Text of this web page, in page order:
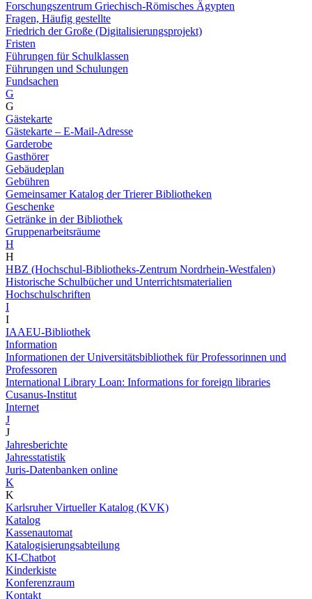
Forschungszentrum Griechisch-Römisches Ägypten
Fragen, Häufig gestellte
Friedrich der Große (Digitalisierungsprojekt)
Fristen
Führungen für Schulklassen
Führungen und Schulungen
Fundsachen
G
G
Gästekarte
Gästekarte – E-Mail-Adresse
Garderobe
Gasthörer
Gebäudeplan
Gebühren
Gemeinsamer Katalog der Trierer Bibliotheken
Geschenke
Getränke in der Bibliothek
Gruppenarbeitsräume
H
H
HBZ (Hochschul-Bibliotheks-Zentrum Nordrhein-Westfalen)
Historische Schulbücher und Unterrichtsmaterialien
Hochschulschriften
I
I
IAAEU-Bibliothek
Information
Informationen der Universitätsbibliothek für Professorinnen und
Professoren
International Library Loan: Informations for foreign libraries
Cusanus-Institut
Internet
J
J
Jahresberichte
Jahresstatistik
Juris-Datenbanken online
K
K
Karlsruher Virtueller Katalog (KVK)
Katalog
Kassenautomat
Katalogisierungsabteilung
KI-Chatbot
Kinderkiste
Konferenzraum
Kontakt